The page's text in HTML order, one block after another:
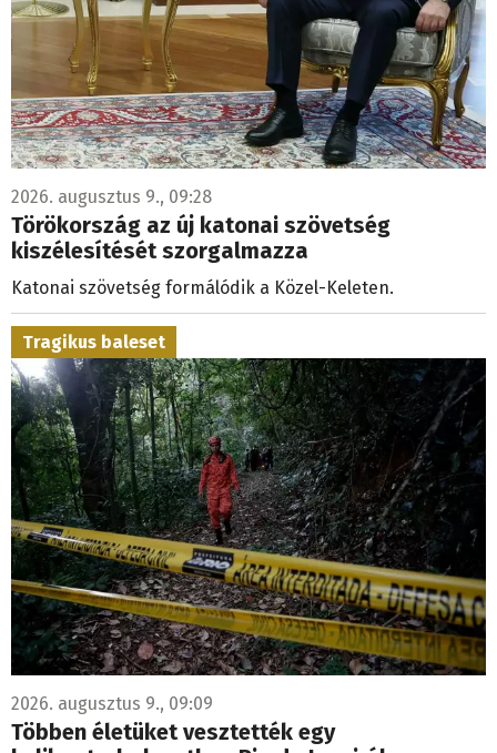
2026. augusztus 9., 09:28
Törökország az új katonai szövetség
kiszélesítését szorgalmazza
Katonai szövetség formálódik a Közel-Keleten.
Tragikus baleset
2026. augusztus 9., 09:09
Többen életüket vesztették egy